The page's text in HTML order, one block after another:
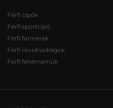
Férfi cipők
Férfi sportcipő
Férfi farmerek
Férfi rövidnadrágok
Férfi fehérneműk